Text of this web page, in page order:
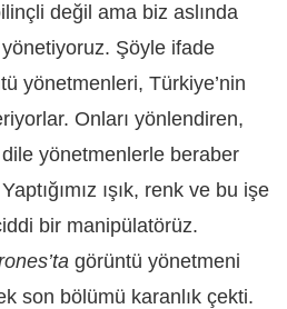
değil ama biz aslında
yönetiyoruz. Şöyle ifade
yönetmenleri, Türkiye’nin
Onları yönlendiren,
yönetmenlerle beraber
ışık, renk ve bu işe
bir manipülatörüz.
görüntü yönetmeni
son bölümü karanlık çekti.